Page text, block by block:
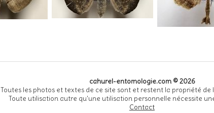
cahurel-entomologie.com © 2026
Toutes les photos et textes de ce site sont et restent la propriété de
Toute utilisation autre qu'une utilisation personnelle nécessite
Contact